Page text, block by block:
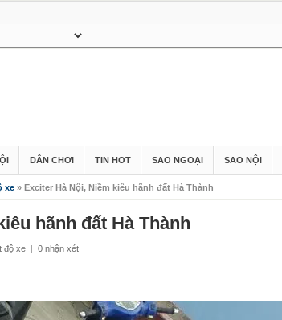
DÂN CHƠI TIN HOT SAO NGOẠI SAO NỘI
xe» Exciter Hà Nội, Niềm kiêu hãnh đất Hà Thành
hãnh đất Hà Thành
độ xe | 0 nhận xét